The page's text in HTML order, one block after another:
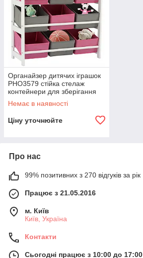
Органайзер дитячих іграшок
PHO3579 стійка стелаж
контейнери для зберігання
книг аксесуарів R_1384
Немає в наявності
Ціну уточнюйте
Про нас
99% позитивних з 270 відгуків за рік
Працює з 21.05.2016
м. Київ
Київ, Україна
Контакти
Сьогодні працює з 10:00 до 17:00